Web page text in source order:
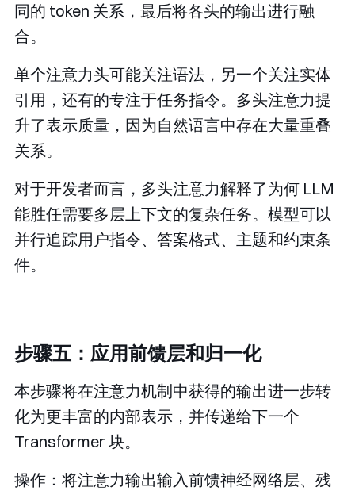
同的 token 关系，最后将各头的输出进行融
合。
单个注意力头可能关注语法，另一个关注实体
引用，还有的专注于任务指令。多头注意力提
升了表示质量，因为自然语言中存在大量重叠
关系。
对于开发者而言，多头注意力解释了为何 LLM
能胜任需要多层上下文的复杂任务。模型可以
并行追踪用户指令、答案格式、主题和约束条
件。
步骤五：应用前馈层和归一化
本步骤将在注意力机制中获得的输出进一步转
化为更丰富的内部表示，并传递给下一个
Transformer 块。
操作：将注意力输出输入前馈神经网络层、残